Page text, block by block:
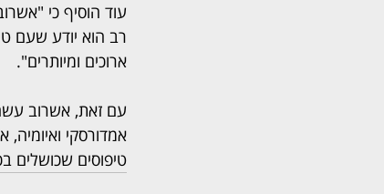
רב הוא יודע שעם
ארוכים ומיותרים".
עם זאת, אשרוב
אמדורסקי
טיפוסים שכושלים בכך".  הדיון הבא